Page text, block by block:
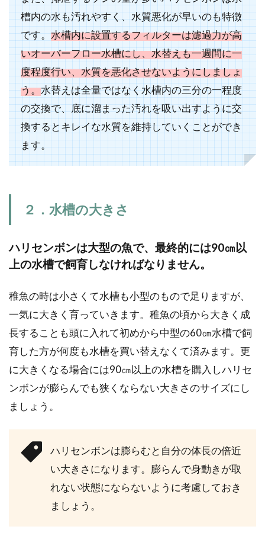
槽内の水も汚れやすく、水質悪化が早いのも特徴
です。水槽内に設置するフィルターは濾過力が高
いオーバーフロー水槽にし、水替えも一週間に一
度程度行い、水質を悪化させないようにしましょ
う。水替えは全量ではなく水槽内の三分の一程度
の交換で、底に溜まった汚れを吸い出すように交
換するとキレイな水質を維持していくことができ
ます。
２．水槽の大きさ
ハリセンボンは大型の魚で、最終的には90㎝以
上の水槽で飼育しなければなりません。
稚魚の時は小さくて水槽も小型のもので足りますが、
一気に大きく育っていきます。稚魚の頃から大きく成
長することも頭に入れて初めから中型の60㎝水槽で飼
育した方が何度も水槽を買い替えなくて済みます。更
に大きくなる場合には90㎝以上の水槽を購入しハリセ
ンボンが膨らんでも狭くならない大きさのサイズにし
ましょう。
ハリセンボンは膨らむと自分の体長の倍近
い大きさになります。膨らんで身動きが取
れない状態にならないように考慮しておき
ましょう。